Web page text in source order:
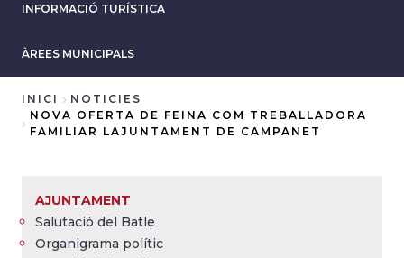
INFORMACIÓ TURÍSTICA
ÀREES MUNICIPALS
Fil
INICI
NOTICIES
NOVA OFERTA DE FEINA COM TREBALLADORA
FAMILIAR LAJUNTAMENT DE CAMPANET
AJUNTAMENT
Salutació del Batle
Organigrama polític